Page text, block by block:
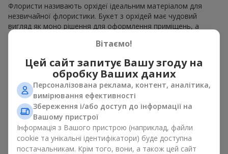
Флористи називають орхідеї ідеальним матеріалом для
незвичайної флористики. Букет з орхідей має чудовий
вигляд як моно рішення для оформлення приміщень, а
також як варіант міксу з іншими квітами, що зберігає свою
виразність у будь-якому форматі. Завдяки своїй структурі
орхідея дозволяє створювати композиції у класичному,
мінімалістичному або сучасному стилі. Букет з орхідей
виглядає ефектно як у камерних, так і в масштабних
роботах, а її розкішні суцвіття легко стають центральним
елементом композиції букет з орхідей. Залежно від
оформлення і сорту рослин різниться на орхідеї ціна.
Зважайте на це перш ніж замовити букет з орхідей.
Кому дарують орхідеї?
Вітаємо!
Цей сайт запитує Вашу згоду на
обробку Ваших даних
Персоналізована реклама, контент, аналітика,
вимірювання ефективності
Збереження і/або доступ до інформації на
Вашому пристрої
Інформація з Вашого пристрою (наприклад, файли
cookie та унікальні ідентифікатори) буде доступна
постачальникам. Крім того, вони, а також цей сайт